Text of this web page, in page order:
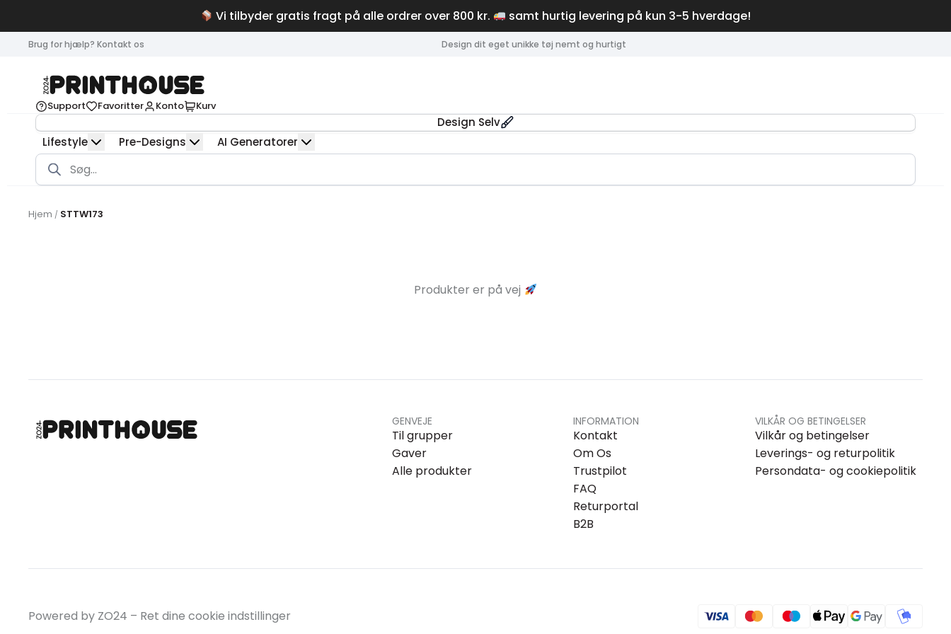
Vi tilbyder gratis fragt på alle ordrer over 800 kr. samt hurtig levering på kun 3-5 hverdage!
Brug for hjælp? Kontakt os Design dit eget unikke tøj nemt og hurtigt
Support Favoritter Konto Kurv
Design Selv
Lifestyle
Pre-Designs AI Generatorer
Products
search
Hjem / STTW173
Produkter er på vej
GENVEJE
Til grupper
Gaver
Alle produkter
INFORMATION
Kontakt
Om Os
Trustpilot
FAQ
Returportal
B2B
VILKÅR OG BETINGELSER
Vilkår og betingelser
Leverings- og returpolitik
Persondata- og cookiepolitik
Powered by ZO24 – Ret dine cookie indstillinger